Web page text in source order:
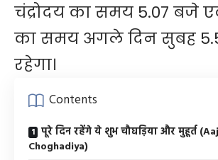
चंद्रोदय का समय 5.07 बजे
का समय अगले दिन सुबह
रहेगा।
Contents
पूरे दिन रहेंगे ये शुभ चौघड़िया और मुहूर्त
Choghadiya)